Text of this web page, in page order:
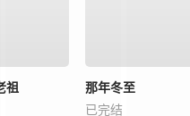
祖
那年冬至
已完结